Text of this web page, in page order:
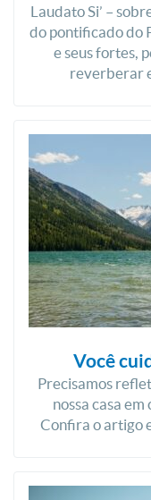
Laudato Si’ –
do pontificado do
e seus fortes,
reverberar
Você
Precisamos
nossa casa
Confira o artigo